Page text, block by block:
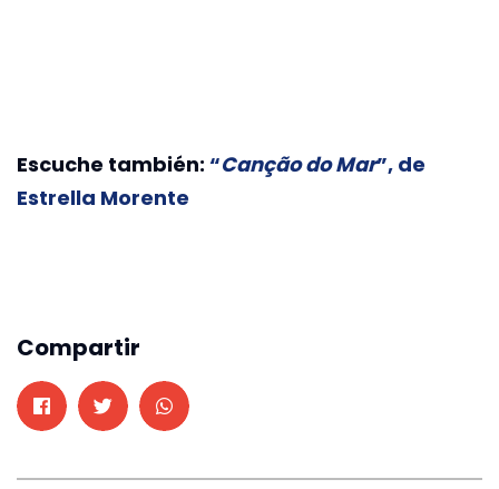
Escuche también: “Canção do Mar”, de
Estrella Morente
Compartir